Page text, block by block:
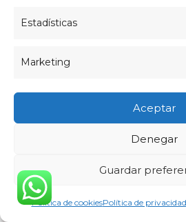
Estadísticas
Marketing
Aceptar
Denegar
Guardar
Política de cookiesPolítica de privacidad
Información
Comprar Kingston
DDR4
(HX424C15FB/4)
REBAJADO A 39